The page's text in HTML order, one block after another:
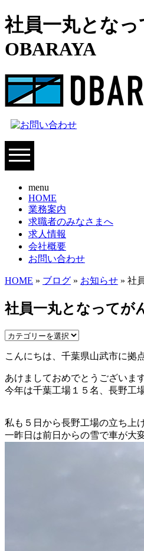
社員一丸とな
OBARAYA
menu
HOME
業務案内
求職者のみなさまへ
求人情報
会社概要
お問い合わせ
HOME » ブログ » お知らせ » 社
社員一丸となってが
こんにちは、千葉県山武市に拠
あけましておめでとうございます
今年は千葉工場１５名、長野工
私も５日から長野工場の立ち上
一昨日は前日からの雪で車が大